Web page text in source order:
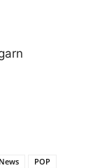
News
POP